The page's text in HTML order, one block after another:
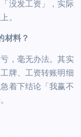
没发工资」，实际
。
材料？
，毫无办法。其实
牌、工资转账明细
着下结论「我赢不